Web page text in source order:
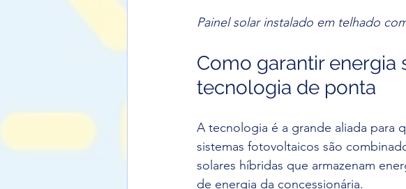
Painel solar instalado em telhado
Como garantir
tecnologia de ponta
A tecnologia é a grande aliada para
sistemas fotovoltaicos são
solares híbridas que armazenam
de energia da concessionária.